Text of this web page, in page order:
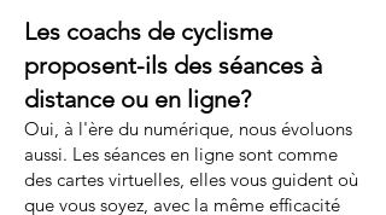
Les coachs de cyclisme
proposent-ils des séances à
distance ou en ligne?
Oui, à l'ère du numérique, nous évoluons
aussi. Les séances en ligne sont comme
des cartes virtuelles, elles vous guident où
que vous soyez, avec la même efficacité